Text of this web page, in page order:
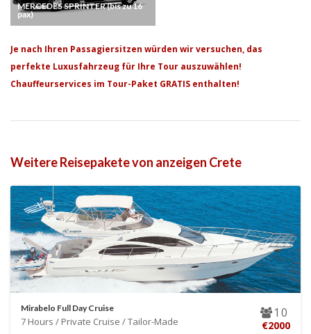
MERCEDES SPRINTER (bis zu 16
pax)
Je nach Ihren Passagiersitzen würden wir versuchen, das
perfekte Luxusfahrzeug für Ihre Tour auszuwählen!
Chauffeurservices im Tour-Paket GRATIS enthalten!
Weitere Reisepakete von anzeigen Crete
Mirabelo Full Day Cruise
7 Hours / Private Cruise / Tailor-Made
10
€2000